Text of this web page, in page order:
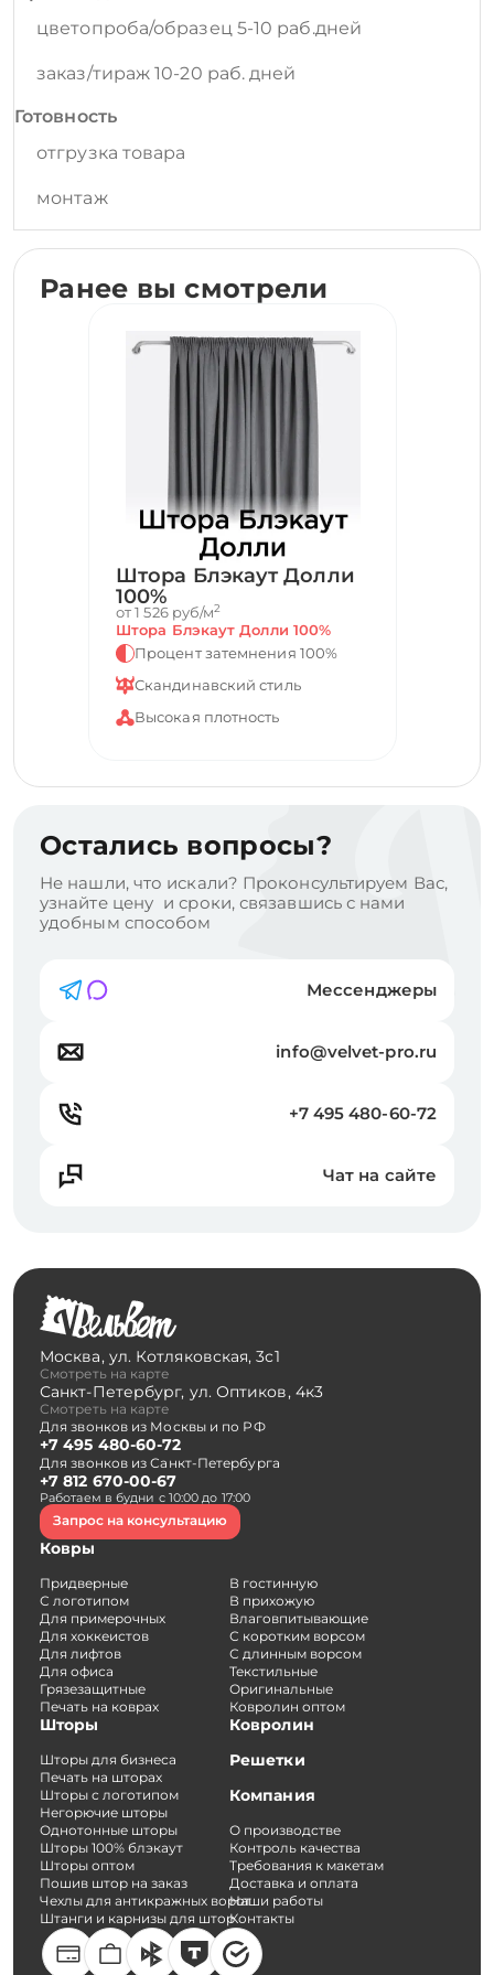
цветопроба/образец 5-10 раб.дней
заказ/тираж 10-20 раб. дней
Готовность
отгрузка товара
монтаж
Ранее вы смотрели
Штора Блэкаут Долли
100%
от 1 526 руб/м2
Штора Блэкаут Долли 100%
Процент затемнения 100%
Скандинавский стиль
Высокая плотность
Остались вопросы?
Не нашли, что искали? Проконсультируем Вас,
узнайте цену и сроки, связавшись с нами
удобным способом
Мессенджеры
info@velvet-pro.ru
+7 495 480-60-72
Чат на сайте
Москва, ул. Котляковская, 3с1
Смотреть на карте
Санкт-Петербург, ул. Оптиков, 4к3
Смотреть на карте
Для звонков из Москвы и по РФ
+7 495 480-60-72
Для звонков из Санкт-Петербурга
+7 812 670-00-67
Работаем в будни с 10:00 до 17:00
Запрос на консультацию
Ковры
Придверные
С логотипом
Для примерочных
Для хоккеистов
Для лифтов
Для офиса
Грязезащитные
Печать на коврах
В гостинную
В прихожую
Влаговпитывающие
С коротким ворсом
С длинным ворсом
Текстильные
Оригинальные
Ковролин оптом
Шторы
Шторы для бизнеса
Печать на шторах
Шторы с логотипом
Негорючие шторы
Однотонные шторы
Шторы 100% блэкаут
Шторы оптом
Пошив штор на заказ
Чехлы для антикражных ворот
Штанги и карнизы для штор
Ковролин
Решетки
Компания
О производстве
Контроль качества
Требования к макетам
Доставка и оплата
Наши работы
Контакты